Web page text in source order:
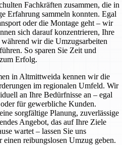
Fachkräften zusammen, die in
Erfahrung sammeln konnten. Egal
oder die Montage geht – wir
sich darauf konzentrieren, Ihre
wir die Umzugsarbeiten
So sparen Sie Zeit und
Erfolg.
in Altmittweida kennen wir die
im regionalen Umfeld. Wir
an Ihre Bedürfnisse an – egal
für gewerbliche Kunden.
sorgfältige Planung, zuverlässige
Angebot, das auf Ihre Ziele
wartet – lassen Sie uns
einen reibungslosen Umzug geben.